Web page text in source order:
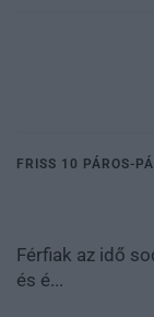
FRISS 10 PÁROS-
Férfiak az idő
és é...